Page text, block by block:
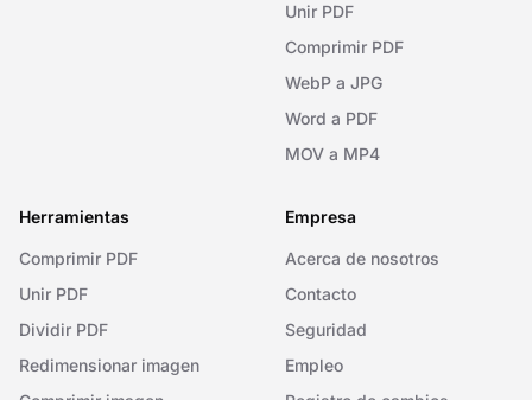
Unir PDF
Comprimir PDF
WebP a JPG
Word a PDF
MOV a MP4
Herramientas
Comprimir PDF
Unir PDF
Dividir PDF
Redimensionar imagen
Empresa
Acerca de nosotros
Contacto
Seguridad
Empleo